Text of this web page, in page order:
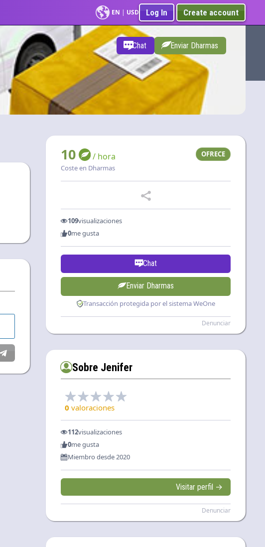
EN | USD Log In Create account
Chat Enviar Dharmas
10 / hora
Coste en Dharmas
OFRECE
109visualizaciones
0me gusta
Chat
Enviar Dharmas
Transacción protegida por el sistema WeOne
Denunciar
Sobre Jenifer
0 valoraciones
112visualizaciones
0me gusta
Miembro desde 2020
Visitar perfil →
Denunciar